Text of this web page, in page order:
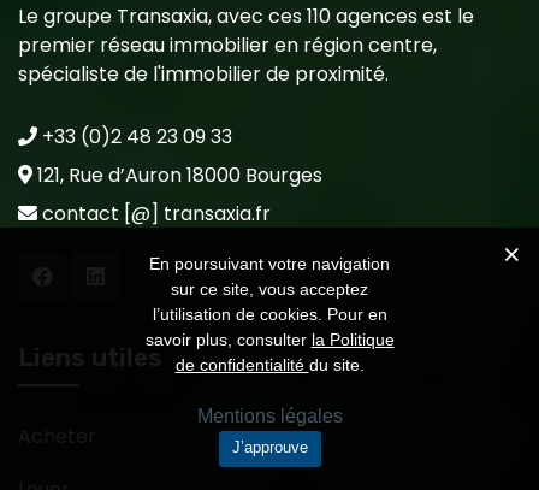
Le groupe Transaxia, avec ces 110 agences est le
premier réseau immobilier en région centre,
spécialiste de l'immobilier de proximité.
+33 (0)2 48 23 09 33
121, Rue d’Auron 18000 Bourges
contact [@] transaxia.fr
Liens utiles
Acheter
En poursuivant votre navigation
sur ce site, vous acceptez
l’utilisation de cookies. Pour en
savoir plus, consulter la Politique
de confidentialité du site.
Mentions légales
J’approuve